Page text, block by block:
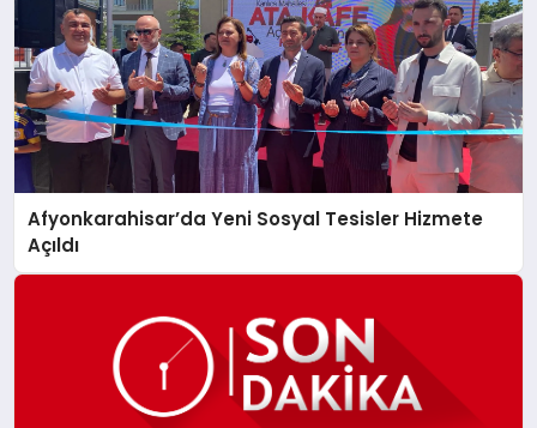
Afyonkarahisar’da Yeni Sosyal Tesisler Hizmete
Açıldı